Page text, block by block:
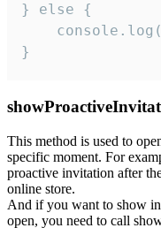
} else {
}
This method is used to
specific moment. For
proactive invitation after
online store.
And if you want to show
open, you need to call